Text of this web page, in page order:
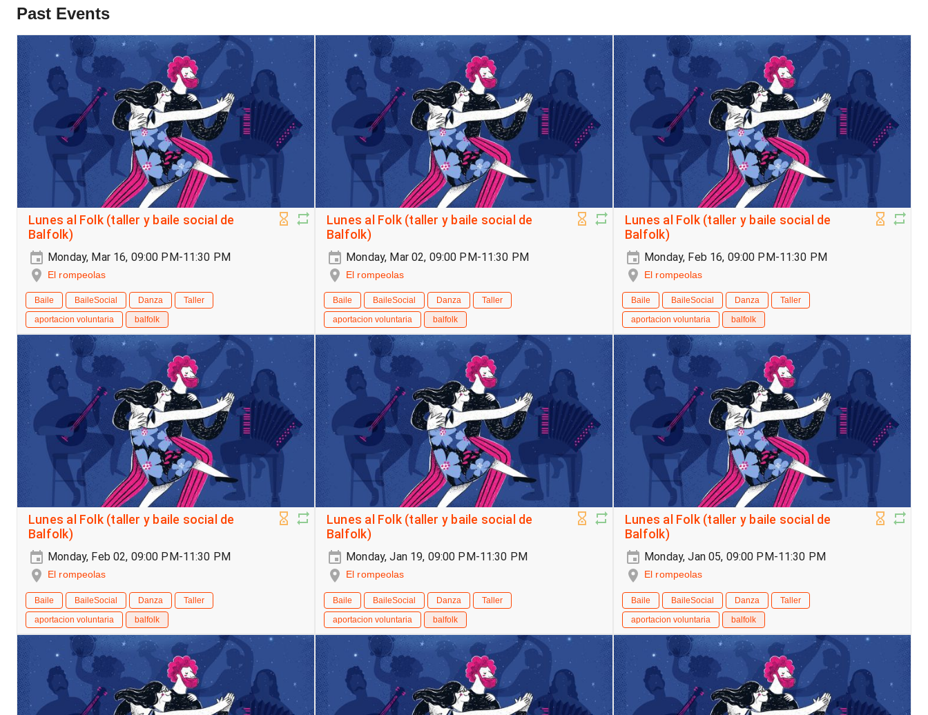
Past Events
Lunes al Folk (taller y baile social de
Balfolk)
Monday, Mar 16, 09:00 PM-11:30 PM
El rompeolas
Baile BaileSocial Danza
Taller
aportacion voluntaria
balfolk
Lunes al Folk (taller y baile social de
Balfolk)
Monday, Mar 02, 09:00 PM-11:30 PM
El rompeolas
Baile BaileSocial Danza
Taller
aportacion voluntaria
balfolk
Lunes al Folk (taller y baile social de
Balfolk)
Monday, Feb 16, 09:00 PM-11:30 PM
El rompeolas
Baile BaileSocial Danza
Taller
aportacion voluntaria
balfolk
Lunes al Folk (taller y baile social de
Balfolk)
Monday, Feb 02, 09:00 PM-11:30 PM
El rompeolas
Baile BaileSocial Danza
Taller
aportacion voluntaria
balfolk
Lunes al Folk (taller y baile social de
Balfolk)
Monday, Jan 19, 09:00 PM-11:30 PM
El rompeolas
Baile BaileSocial Danza
Taller
aportacion voluntaria
balfolk
Lunes al Folk (taller y baile social de
Balfolk)
Monday, Jan 05, 09:00 PM-11:30 PM
El rompeolas
Baile BaileSocial Danza
Taller
aportacion voluntaria
balfolk